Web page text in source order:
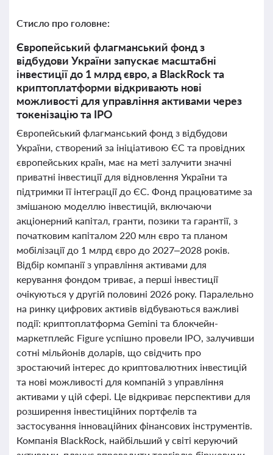
Стисло про головне:
Європейський флагманський фонд з
відбудови України запускає масштабні
інвестиції до 1 млрд євро, а BlackRock та
криптоплатформи відкривають нові
можливості для управління активами через
токенізацію та IPO
Європейський флагманський фонд з відбудови
України, створений за ініціативою ЄС та провідних
європейських країн, має на меті залучити значні
приватні інвестиції для відновлення України та
підтримки її інтеграції до ЄС. Фонд працюватиме за
змішаною моделлю інвестицій, включаючи
акціонерний капітал, гранти, позики та гарантії, з
початковим капіталом 220 млн євро та планом
мобілізації до 1 млрд євро до 2027–2028 років.
Відбір компанії з управління активами для
керування фондом триває, а перші інвестиції
очікуються у другій половині 2026 року. Паралельно
на ринку цифрових активів відбуваються важливі
події: криптоплатформа Gemini та блокчейн-
маркетплейс Figure успішно провели IPO, залучивши
сотні мільйонів доларів, що свідчить про
зростаючий інтерес до криптовалютних інвестицій
та нові можливості для компаній з управління
активами у цій сфері. Це відкриває перспективи для
розширення інвестиційних портфелів та
застосування інноваційних фінансових інструментів.
Компанія BlackRock, найбільший у світі керуючий